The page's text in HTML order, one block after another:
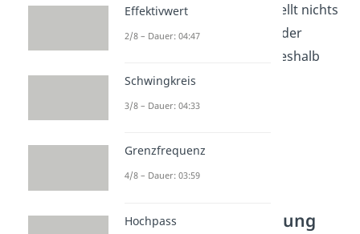
Übrigens:Die Frequenz stellt nichts
anderes als den Kehrwert der
Schwingungsdauer dar. Deshalb
lautet die Formel für die
Schwingkreis Frequenz
Schwingungsgleichung
Effektivwert
2/8 – Dauer: 04:47
Schwingkreis
3/8 – Dauer: 04:33
Grenzfrequenz
4/8 – Dauer: 03:59
Hochpass